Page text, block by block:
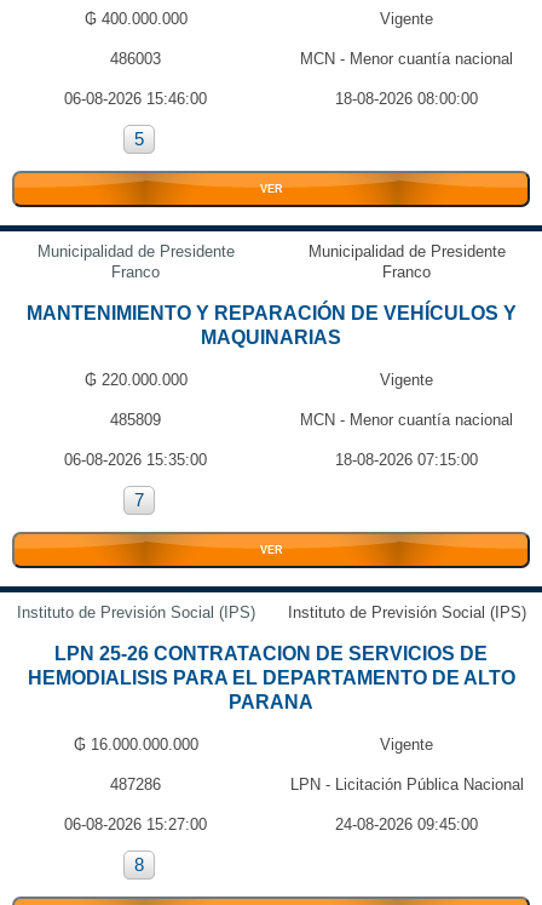
₲ 400.000.000 Vigente
486003 MCN - Menor cuantía nacional
06-08-2026 15:46:00 18-08-2026 08:00:00
5
VER
Municipalidad de Presidente
Franco
Municipalidad de Presidente
Franco
MANTENIMIENTO Y REPARACIÓN DE VEHÍCULOS Y
MAQUINARIAS
₲ 220.000.000 Vigente
485809 MCN - Menor cuantía nacional
06-08-2026 15:35:00 18-08-2026 07:15:00
7
VER
Instituto de Previsión Social (IPS) Instituto de Previsión Social (IPS)
LPN 25-26 CONTRATACION DE SERVICIOS DE
HEMODIALISIS PARA EL DEPARTAMENTO DE ALTO
PARANA
₲ 16.000.000.000 Vigente
487286 LPN - Licitación Pública Nacional
06-08-2026 15:27:00 24-08-2026 09:45:00
8